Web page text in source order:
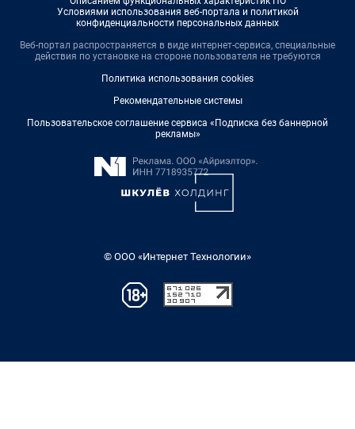
Условиями использования веб-портала и политикой
конфиденциальности персональных данных
Веб-портал распространяется в виде интернет-сервиса, специальные
действия по установке на стороне пользователя не требуются
Политика использования cookies
Рекомендательные системы
Пользовательское соглашение сервиса «Подписка без баннерной
рекламы»
© ООО «Интернет Технологии»